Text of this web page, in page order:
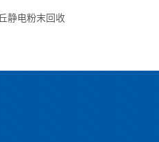
静电粉末回收